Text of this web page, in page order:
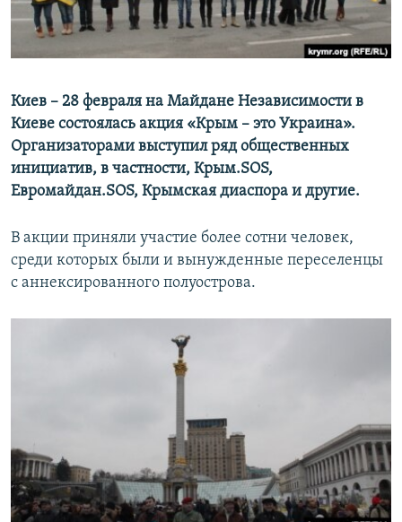
ПОБЕДИТЕЛЕЙ НЕ СУДЯТ?
КРЫМ.НЕПОКОРЕННЫЙ
УКРАИНСКАЯ ПРОБЛЕМА КРЫМА
ПРИСОЕДИНЯЙТЕСЬ!
Киев – 28 февраля на Майдане Независимости в
Киеве состоялась акция «Крым – это Украина».
Организаторами выступил ряд общественных
инициатив, в частности, Крым.SOS,
Евромайдан.SOS, Крымская диаспора и другие.
​В акции приняли участие более сотни человек,
среди которых были и вынужденные переселенцы
с аннексированного полуострова.